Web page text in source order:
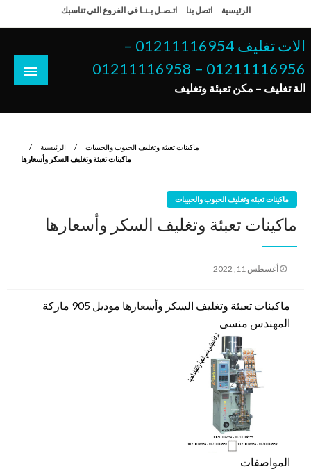
إلى
المحتوى
الرئيسية اتصل بنا اتـصـل بـنـا في الفروع التي تناسبك
الات تغليف 01211116954 –
01211116956 – 01211116958
الة تغليف – مكن تعبئة وتغليف
الرئيسية
ماكينات تعبئه وتغليف الحبوب والحبيبات
ماكينات تعبئة وتغليف السكر وأسعارها
ماكينات تعبئه وتغليف الحبوب والحبيبات
ماكينات تعبئة وتغليف السكر وأسعارها
نُشر
أغسطس 11, 2022
ماكينات تعبئة وتغليف السكر وأسعارها موديل 905 ماركة
المهندس منسى
المواصفات